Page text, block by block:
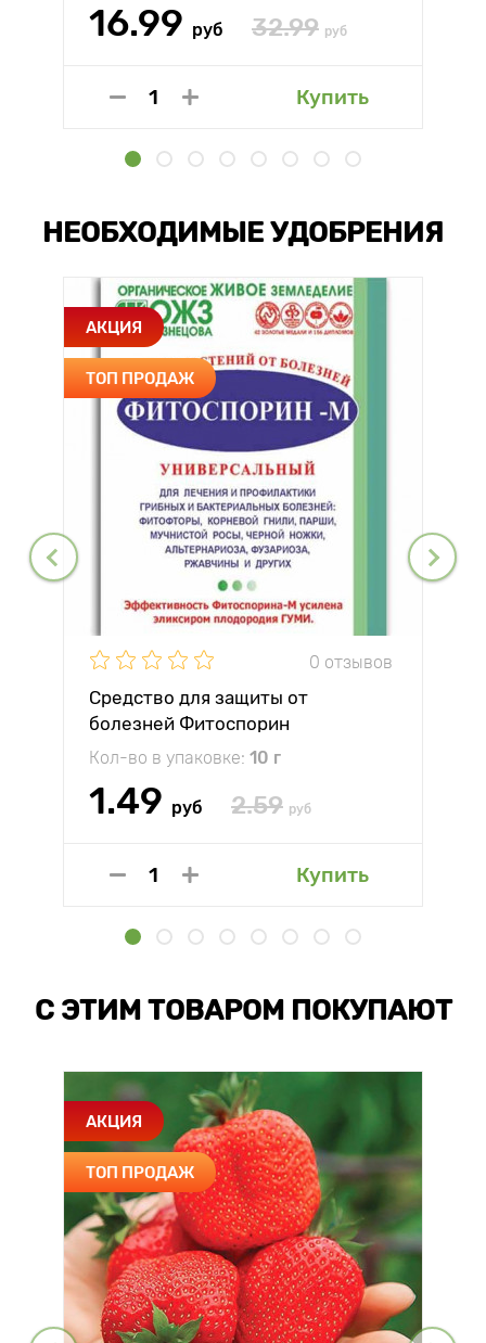
16.99 руб 32.99 руб
Купить
НЕОБХОДИМЫЕ УДОБРЕНИЯ
АКЦИЯ
ТОП ПРОДАЖ
0 отзывов
Средство для защиты от
болезней Фитоспорин
Кол-во в упаковке: 10 г
1.49 руб 2.59 руб
Купить
С ЭТИМ ТОВАРОМ ПОКУПАЮТ
АКЦИЯ
ТОП ПРОДАЖ